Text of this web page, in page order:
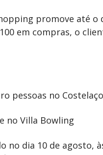
promove até
100 em compras, o
pessoas no
no Villa Bowling
no dia 10 de agosto,